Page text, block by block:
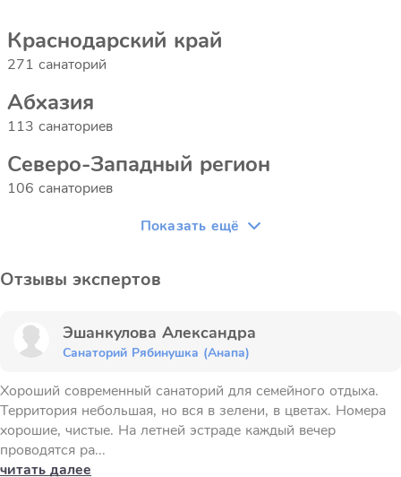
Краснодарский край
271 санаторий
Абхазия
113 санаториев
Северо-Западный регион
106 санаториев
Показать ещё
Отзывы экспертов
Эшанкулова Александра
Санаторий Рябинушка (Анапа)
Хороший современный санаторий для семейного отдыха.
Территория небольшая, но вся в зелени, в цветах. Номера
хорошие, чистые. На летней эстраде каждый вечер
проводятся ра...
читать далее